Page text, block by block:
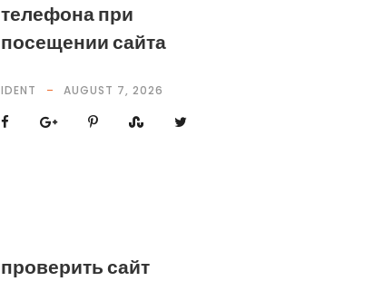
телефона при
посещении сайта
IDENT AUGUST 7, 2026
проверить сайт